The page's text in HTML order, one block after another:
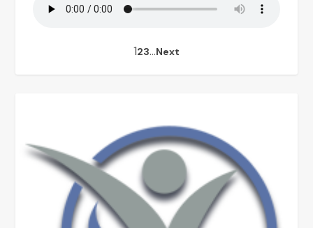
123…Next